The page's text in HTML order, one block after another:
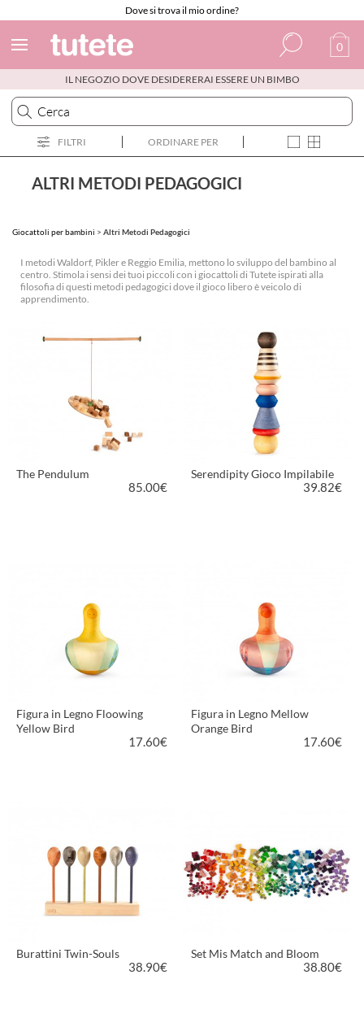
Dove si trova il mio ordine?
Spagnolo
Italiano
Inglese
Portoghese
0
IL NEGOZIO DOVE DESIDERERAI ESSERE UN BIMBO
FILTRI ORDINARE PER
ALTRI METODI PEDAGOGICI
Giocattoli per bambini > Altri Metodi Pedagogici
I metodi Waldorf, Pikler e Reggio Emilia, mettono lo sviluppo del bambino al
centro. Stimola i sensi dei tuoi piccoli con i giocattoli di Tutete ispirati alla
filosofia di questi metodi pedagogici dove il gioco libero è veicolo di
apprendimento.
The Pendulum
85.00€
Serendipity Gioco Impilabile
39.82€
Figura in Legno Floowing
Yellow Bird
17.60€
Figura in Legno Mellow
Orange Bird
17.60€
Burattini Twin-Souls
38.90€
Set Mis Match and Bloom
38.80€